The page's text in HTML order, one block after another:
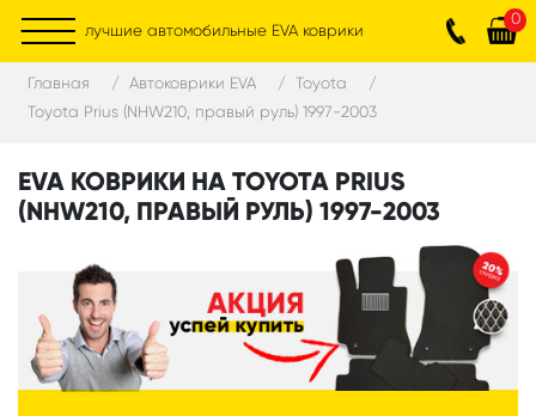
лучшие автомобильные EVA коврики
0
Главная Автоковрики EVA
Toyota
Toyota Prius (NHW210, правый руль) 1997-2003
EVA КОВРИКИ НА TOYOTA PRIUS
(NHW210, ПРАВЫЙ РУЛЬ) 1997-2003